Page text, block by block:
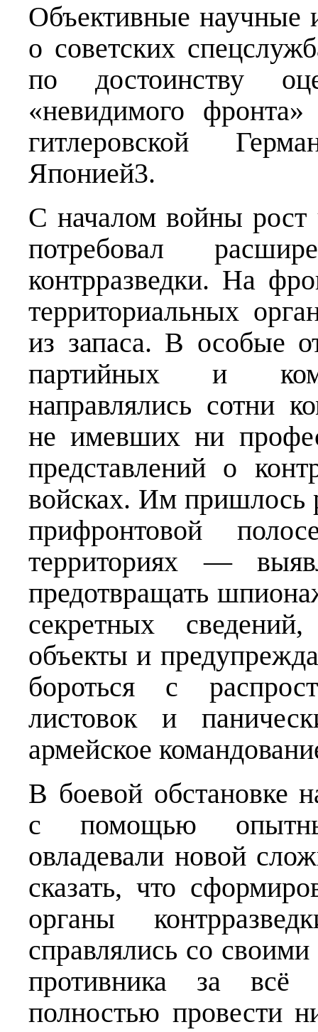
Объективные научные
о советских
по достоинству
«невидимого
гитлеровской
Японией3.
С началом войны рост
потребовал
контрразведки. На
территориальных
из запаса. В особые
партийных и
направлялись сотни
не имевших ни
представлений о
войсках. Им пришлось
прифронтовой
территориях —
предотвращать
секретных
объекты и
бороться с
листовок и
армейское
В боевой обстановке
с помощью
овладевали новой
сказать, что
органы
справлялись со
противника за
полностью провести